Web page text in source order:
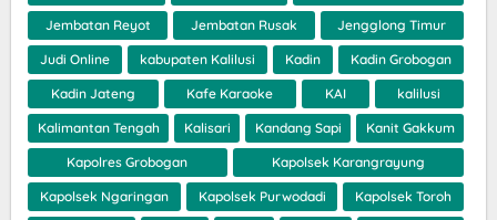
Jembatan Reyot Jembatan Rusak Jengglong Timur
Judi Online kabupaten Kalilusi Kadin Kadin Grobogan
Kadin Jateng Kafe Karaoke KAI kalilusi
Kalimantan Tengah Kalisari Kandang Sapi Kanit Gakkum
Kapolres Grobogan Kapolsek Karangrayung
Kapolsek Ngaringan Kapolsek Purwodadi Kapolsek Toroh